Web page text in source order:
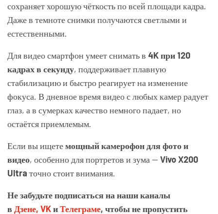
сохраняет хорошую чёткость по всей площади кадра.
Даже в темноте снимки получаются светлыми и
естественными.
Для видео смартфон умеет снимать в 4K при 120
кадрах в секунду, поддерживает плавную
стабилизацию и быстро реагирует на изменение
фокуса. В дневное время видео с любых камер радует
глаз, а в сумерках качество немного падает, но
остаётся приемлемым.
Если вы ищетемощный камерофон для фото и
видео, особенно для портретов и зума — Vivo X200
Ultra точно стоит внимания.
Не забудьте подписаться на наши каналы
в Дзене, VKиТелеграме, чтобы не пропустить